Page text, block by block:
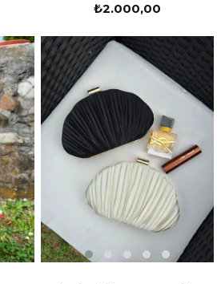
₺2.000,00